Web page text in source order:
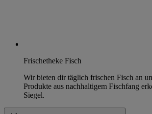
Frischetheke Fisch
Wir bieten dir täglich frischen Fisch an
Produkte aus nachhaltigem Fischfang
Siegel.